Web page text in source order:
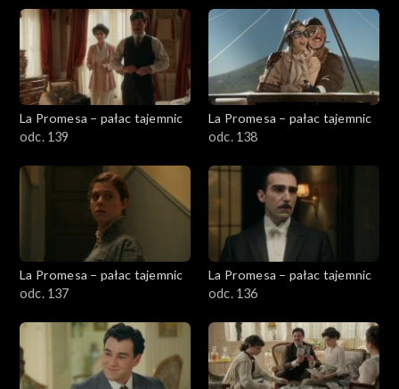
La Promesa – pałac tajemnic
odc. 139
La Promesa – pałac tajemnic
odc. 138
La Promesa – pałac tajemnic
odc. 137
La Promesa – pałac tajemnic
odc. 136